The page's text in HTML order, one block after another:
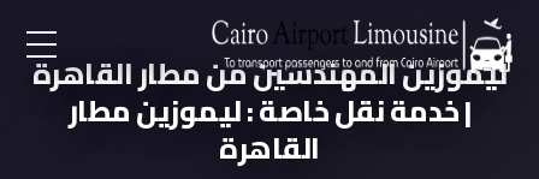
EN
AR
ليموزين المهندسين من مطار القاهرة
| خدمة نقل خاصة : ليموزين مطار
القاهرة